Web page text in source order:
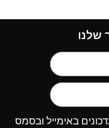
שלנו
באימייל ובסמס